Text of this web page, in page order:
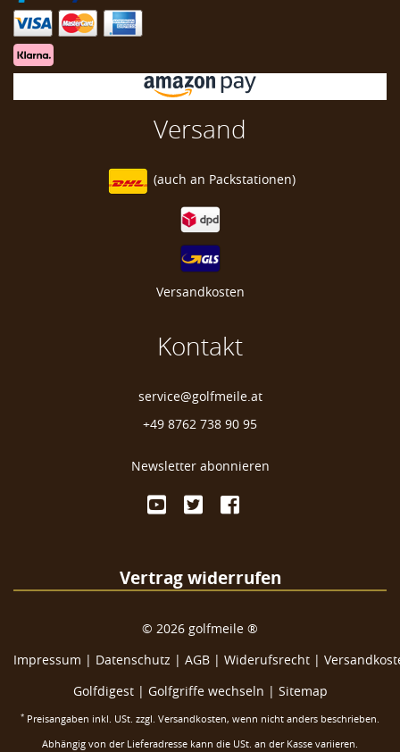
Versand
(auch an Packstationen)
Versandkosten
Kontakt
service@golfmeile.at
+49 8762 738 90 95
Newsletter abonnieren
Vertrag widerrufen
© 2026 golfmeile ®
Impressum | Datenschutz | AGB | Widerufsrecht |
Golfdigest| Golfgriffe wechseln | Sitemap
* Preisangaben inkl. USt. zzgl. Versandkosten, wenn nicht anders beschrieben.
Abhängig von der Lieferadresse kann die USt. an der Kasse variieren.